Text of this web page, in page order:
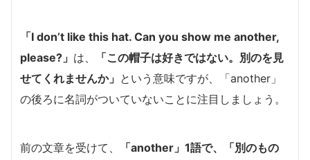
「I don’t like this hat. Can you show me another,
please?」 は、
「この帽子は好きではない。別のを見
せてくれませんか」 という意味ですが、「another」
の後ろに名詞がついていないことに注目しましょう。
前の文章を受けて、
「another」1語で、「別のもの